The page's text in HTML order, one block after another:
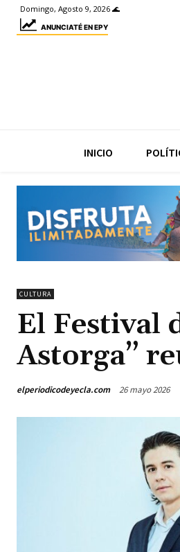
Domingo, Agosto 9, 2026 🌊
ANUNCIATÉ EN EPY
INICIO
CULTURA
El Festival
Astorga”
elperiodicodeyecla.com 26 mayo 2026